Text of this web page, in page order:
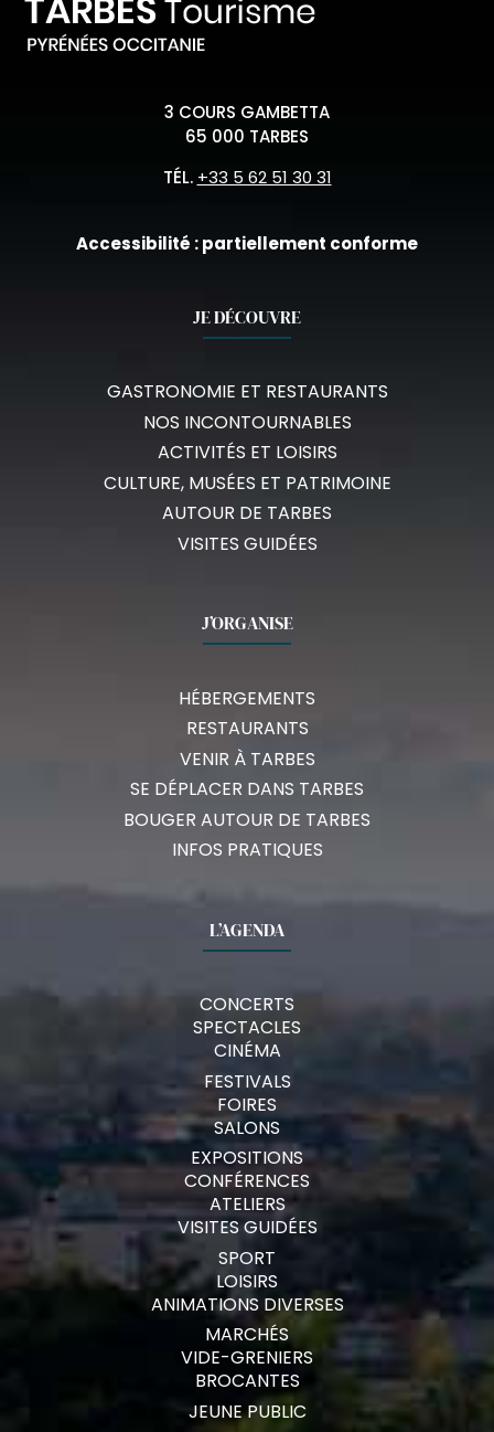
3 COURS GAMBETTA
65 000 TARBES
TÉL. +33 5 62 51 30 31
Accessibilité : partiellement conforme
JE DÉCOUVRE
GASTRONOMIE ET RESTAURANTS
NOS INCONTOURNABLES
ACTIVITÉS ET LOISIRS
CULTURE, MUSÉES ET PATRIMOINE
AUTOUR DE TARBES
VISITES GUIDÉES
J’ORGANISE
HÉBERGEMENTS
RESTAURANTS
VENIR À TARBES
SE DÉPLACER DANS TARBES
BOUGER AUTOUR DE TARBES
INFOS PRATIQUES
L’AGENDA
CONCERTS
SPECTACLES
CINÉMA
FESTIVALS
FOIRES
SALONS
EXPOSITIONS
CONFÉRENCES
ATELIERS
VISITES GUIDÉES
SPORT
LOISIRS
ANIMATIONS DIVERSES
MARCHÉS
VIDE-GRENIERS
BROCANTES
JEUNE PUBLIC